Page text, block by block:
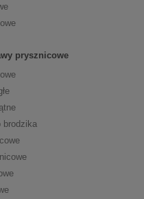
prysznicowe
brodzika